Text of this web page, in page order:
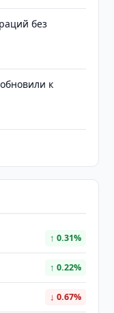
без
к
↑ 0.31%
↑ 0.22%
↓ 0.67%